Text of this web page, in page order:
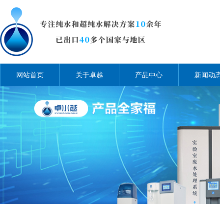
网站首页 关于卓越 产品中心 新闻动